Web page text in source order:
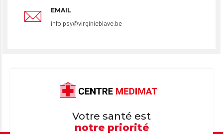
EMAIL
info.psy@virginieblave.be
Votre santé est
notre priorité